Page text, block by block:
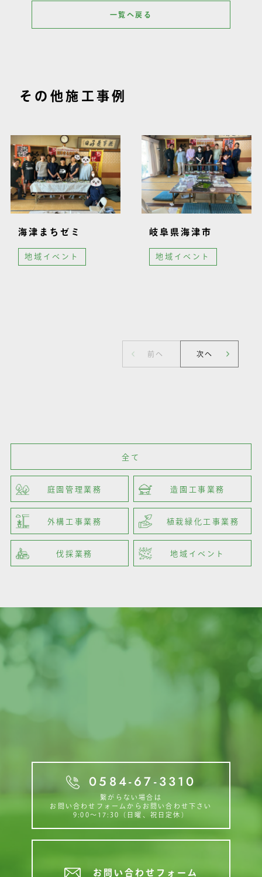
一覧へ戻る
その他施工事例
海津まちゼミ
地域イベント
岐阜県海津市
地域イベント
全て
庭園管理業務 造園工事業務
外構工事業務 植栽緑化工事業務
伐採業務 地域イベント
0584-67-3310
繋がらない場合は
お問い合わせフォームからお問い合わせ下さい
9:00〜17:30（日曜、祝日定休）
お問い合わせフォーム